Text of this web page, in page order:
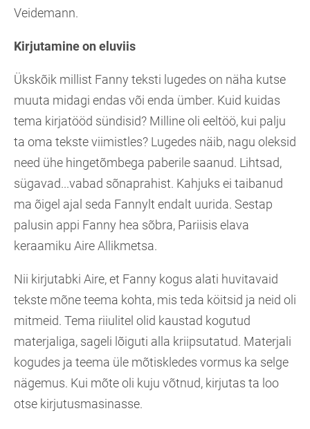
Veidemann.
Kirjutamine on eluviis
Ükskõik millist Fanny teksti lugedes on näha kutse
muuta midagi endas või enda ümber. Kuid kuidas
tema kirjatööd sündisid? Milline oli eeltöö, kui palju
ta oma tekste viimistles? Lugedes näib, nagu oleksid
need ühe hingetõmbega paberile saanud. Lihtsad,
sügavad...vabad sõnaprahist. Kahjuks ei taibanud
ma õigel ajal seda Fannylt endalt uurida. Sestap
palusin appi Fanny hea sõbra, Pariisis elava
keraamiku Aire Allikmetsa.
Nii kirjutabki Aire, et Fanny kogus alati huvitavaid
tekste mõne teema kohta, mis teda köitsid ja neid oli
mitmeid. Tema riiulitel olid kaustad kogutud
materjaliga, sageli lõiguti alla kriipsutatud. Materjali
kogudes ja teema üle mõtiskledes vormus ka selge
nägemus. Kui mõte oli kuju võtnud, kirjutas ta loo
otse kirjutusmasinasse.